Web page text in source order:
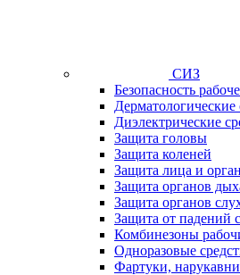
СИЗ
Безопасность
Дерматологические
Диэлектрические
Защита головы
Защита коленей
Защита лица и
Защита органов
Защита органов
Защита от падений
Комбинезоны
Одноразовые
Фартуки,